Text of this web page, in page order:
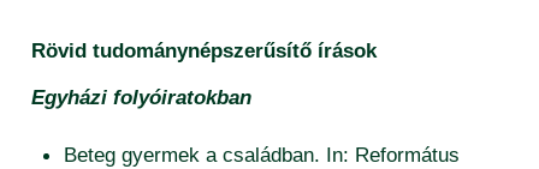
Rövid tudománynépszerűsítő írások
Egyházi folyóiratokban
Beteg gyermek a családban. In: Református